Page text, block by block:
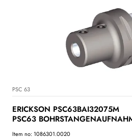
PSC 63
ERICKSON PSC63BAI32075M
PSC63
Item no: 1086301.0020